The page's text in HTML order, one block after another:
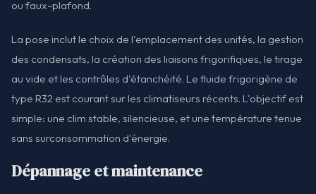
ou faux-plafond.
La pose inclut le choix de l'emplacement des unités, la gestion
des condensats, la création des liaisons frigorifiques, le tirage
au vide et les contrôles d'étanchéité. Le fluide frigorigène de
type R32 est courant sur les climatiseurs récents. L'objectif est
simple: une clim stable, silencieuse, et une température tenue
sans surconsommation d'énergie.
Dépannage et maintenance